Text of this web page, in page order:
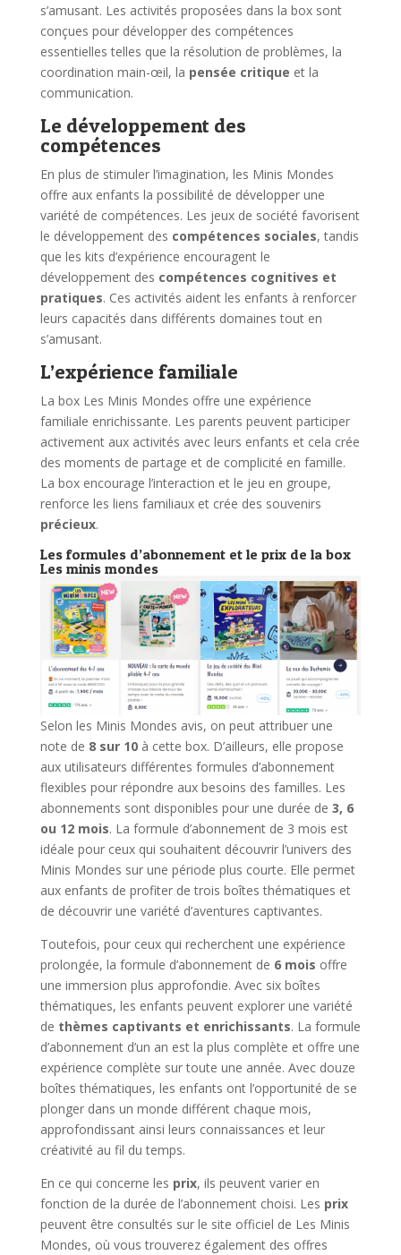
s’amusant. Les activités proposées dans la box sont
conçues pour développer des compétences
essentielles telles que la résolution de problèmes, la
coordination main-œil, la pensée critique et la
communication.
Le développement des
compétences
En plus de stimuler l’imagination, les Minis Mondes
offre aux enfants la possibilité de développer une
variété de compétences. Les jeux de société favorisent
le développement des compétences sociales, tandis
que les kits d’expérience encouragent le
développement des compétences cognitives et
pratiques. Ces activités aident les enfants à renforcer
leurs capacités dans différents domaines tout en
s’amusant.
L’expérience familiale
La box Les Minis Mondes offre une expérience
familiale enrichissante. Les parents peuvent participer
activement aux activités avec leurs enfants et cela crée
des moments de partage et de complicité en famille.
La box encourage l’interaction et le jeu en groupe,
renforce les liens familiaux et crée des souvenirs
précieux.
Les formules d’abonnement et le prix de la box
Les minis mondes
Selon les Minis Mondes avis, on peut attribuer une
note de 8 sur 10à cette box. D’ailleurs, elle propose
aux utilisateurs différentes formules d’abonnement
flexibles pour répondre aux besoins des familles. Les
abonnements sont disponibles pour une durée de 3, 6
ou 12 mois. La formule d’abonnement de 3 mois est
idéale pour ceux qui souhaitent découvrir l’univers des
Minis Mondes sur une période plus courte. Elle permet
aux enfants de profiter de trois boîtes thématiques et
de découvrir une variété d’aventures captivantes.
Toutefois, pour ceux qui recherchent une expérience
prolongée, la formule d’abonnement de 6 mois offre
une immersion plus approfondie. Avec six boîtes
thématiques, les enfants peuvent explorer une variété
de thèmes captivants et enrichissants. La formule
d’abonnement d’un an est la plus complète et offre une
expérience complète sur toute une année. Avec douze
boîtes thématiques, les enfants ont l’opportunité de se
plonger dans un monde différent chaque mois,
approfondissant ainsi leurs connaissances et leur
créativité au fil du temps.
En ce qui concerne les prix, ils peuvent varier en
fonction de la durée de l’abonnement choisi. Les prix
peuvent être consultés sur le site officiel de Les Minis
Mondes, où vous trouverez également des offres